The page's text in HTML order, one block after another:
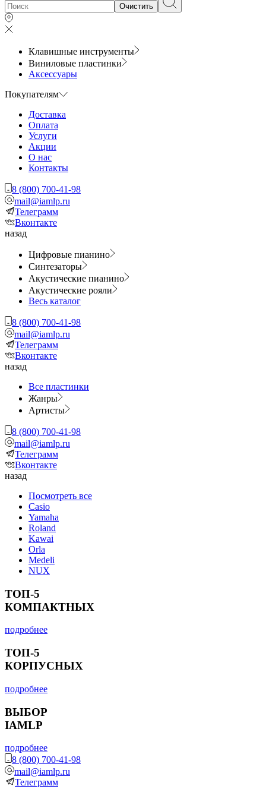
Очистить
Клавишные инструменты
Виниловые пластинки
Аксессуары
Покупателям
Доставка
Оплата
Услуги
Акции
О нас
Контакты
8 (800) 700-41-98
mail@iamlp.ru
Телеграмм
Вконтакте
назад
Цифровые пианино
Синтезаторы
Акустические пианино
Акустические рояли
Весь каталог
8 (800) 700-41-98
mail@iamlp.ru
Телеграмм
Вконтакте
назад
Все пластинки
Жанры
Артисты
8 (800) 700-41-98
mail@iamlp.ru
Телеграмм
Вконтакте
назад
Посмотреть все
Casio
Yamaha
Roland
Kawai
Orla
Medeli
NUX
ТОП-5
КОМПАКТНЫХ
подробнее
ТОП-5
КОРПУСНЫХ
подробнее
ВЫБОР
IAMLP
подробнее
8 (800) 700-41-98
mail@iamlp.ru
Телеграмм